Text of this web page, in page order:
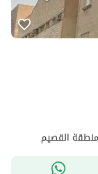
منطقة القصيم